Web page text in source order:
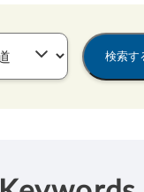
検索す